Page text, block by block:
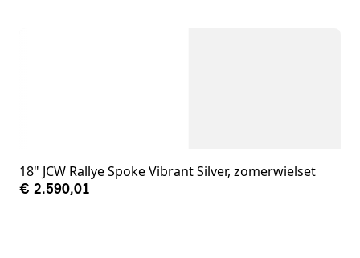
18" JCW Rallye Spoke Vibrant Silver, zomerwielset
€ 2.590,01